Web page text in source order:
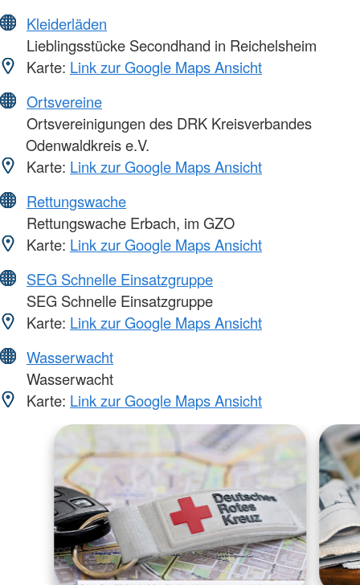
Kleiderläden
Lieblingsstücke Secondhand in Reichelsheim
Karte: Link zur Google Maps Ansicht
Ortsvereine
Ortsvereinigungen des DRK Kreisverbandes
Odenwaldkreis e.V.
Karte: Link zur Google Maps Ansicht
Rettungswache
Rettungswache Erbach, im GZO
Karte: Link zur Google Maps Ansicht
SEG Schnelle Einsatzgruppe
SEG Schnelle Einsatzgruppe
Karte: Link zur Google Maps Ansicht
Wasserwacht
Wasserwacht
Karte: Link zur Google Maps Ansicht